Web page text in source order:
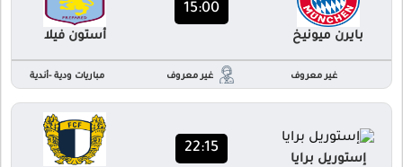
بايرن ميونيخ
15:00
أستون فيلا
غير معروف غير معروف مباريات ودية -أندية
إستوريل برايا
22:15